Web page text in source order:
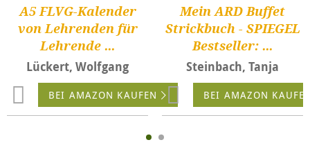
A5 FLVG-Kalender
von Lehrenden für
Lehrende ...
Lückert, Wolfgang
BEI AMAZON KAUFEN
Mein ARD Buffet
Strickbuch - SPIEGEL
Bestseller: ...
Steinbach, Tanja
BEI AMAZON